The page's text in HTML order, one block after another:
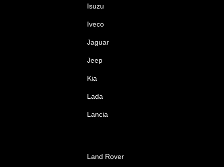
Isuzu
Iveco
Jaguar
Jeep
Kia
Lada
Lancia
Land Rover